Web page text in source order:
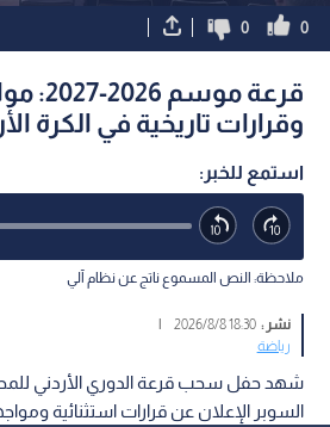
0
0
قرعة
وقرارات تاريخية في الكرة
استمع للخبر:
ملاحظة: النص المسموع ناتج عن نظام آلي
نشر :18:30 2026/8/8
|
رياضة
شهد حفل سحب قرعة الدوري الأردني
السوبر الإعلان عن قرارات استثنائية